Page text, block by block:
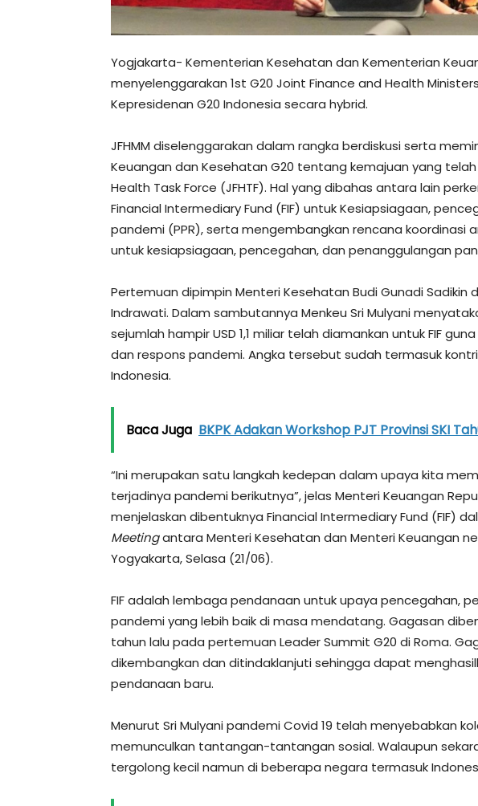
Yogjakarta- Kementerian Kesehatan dan Kementerian
menyelenggarakan 1st G20 Joint Finance and Health
Kepresidenan G20 Indonesia secara hybrid.
JFHMM diselenggarakan dalam rangka berdiskusi serta
Keuangan dan Kesehatan G20 tentang kemajuan yang
Health Task Force (JFHTF). Hal yang dibahas antara lain
Financial Intermediary Fund (FIF) untuk Kesiapsiagaan,
pandemi (PPR), serta mengembangkan rencana koordinasi
untuk kesiapsiagaan, pencegahan, dan penanggulangan
Pertemuan dipimpin Menteri Kesehatan Budi Gunadi Sadikin
Indrawati. Dalam sambutannya Menkeu Sri Mulyani
sejumlah hampir USD 1,1 miliar telah diamankan untuk FIF
dan respons pandemi. Angka tersebut sudah termasuk
Indonesia.
Baca Juga BKPK Adakan Workshop PJT Provinsi SKI
“Ini merupakan satu langkah kedepan dalam upaya kita
terjadinya pandemi berikutnya”, jelas Menteri Keuangan
menjelaskan dibentuknya Financial Intermediary Fund (FIF)
Meetingantara Menteri Kesehatan dan Menteri Keuangan
Yogyakarta, Selasa (21/06).
FIF adalah lembaga pendanaan untuk upaya pencegahan,
pandemi yang lebih baik di masa mendatang. Gagasan
tahun lalu pada pertemuan Leader Summit G20 di Roma.
dikembangkan dan ditindaklanjuti sehingga dapat
pendanaan baru.
Menurut Sri Mulyani pandemi Covid 19 telah menyebabkan
memunculkan tantangan-tantangan sosial. Walaupun
tergolong kecil namun di beberapa negara termasuk